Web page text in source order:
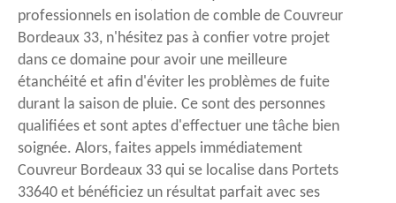
professionnels en isolation de comble de Couvreur
Bordeaux 33, n'hésitez pas à confier votre projet
dans ce domaine pour avoir une meilleure
étanchéité et afin d'éviter les problèmes de fuite
durant la saison de pluie. Ce sont des personnes
qualifiées et sont aptes d'effectuer une tâche bien
soignée. Alors, faites appels immédiatement
Couvreur Bordeaux 33 qui se localise dans Portets
33640 et bénéficiez un résultat parfait avec ses